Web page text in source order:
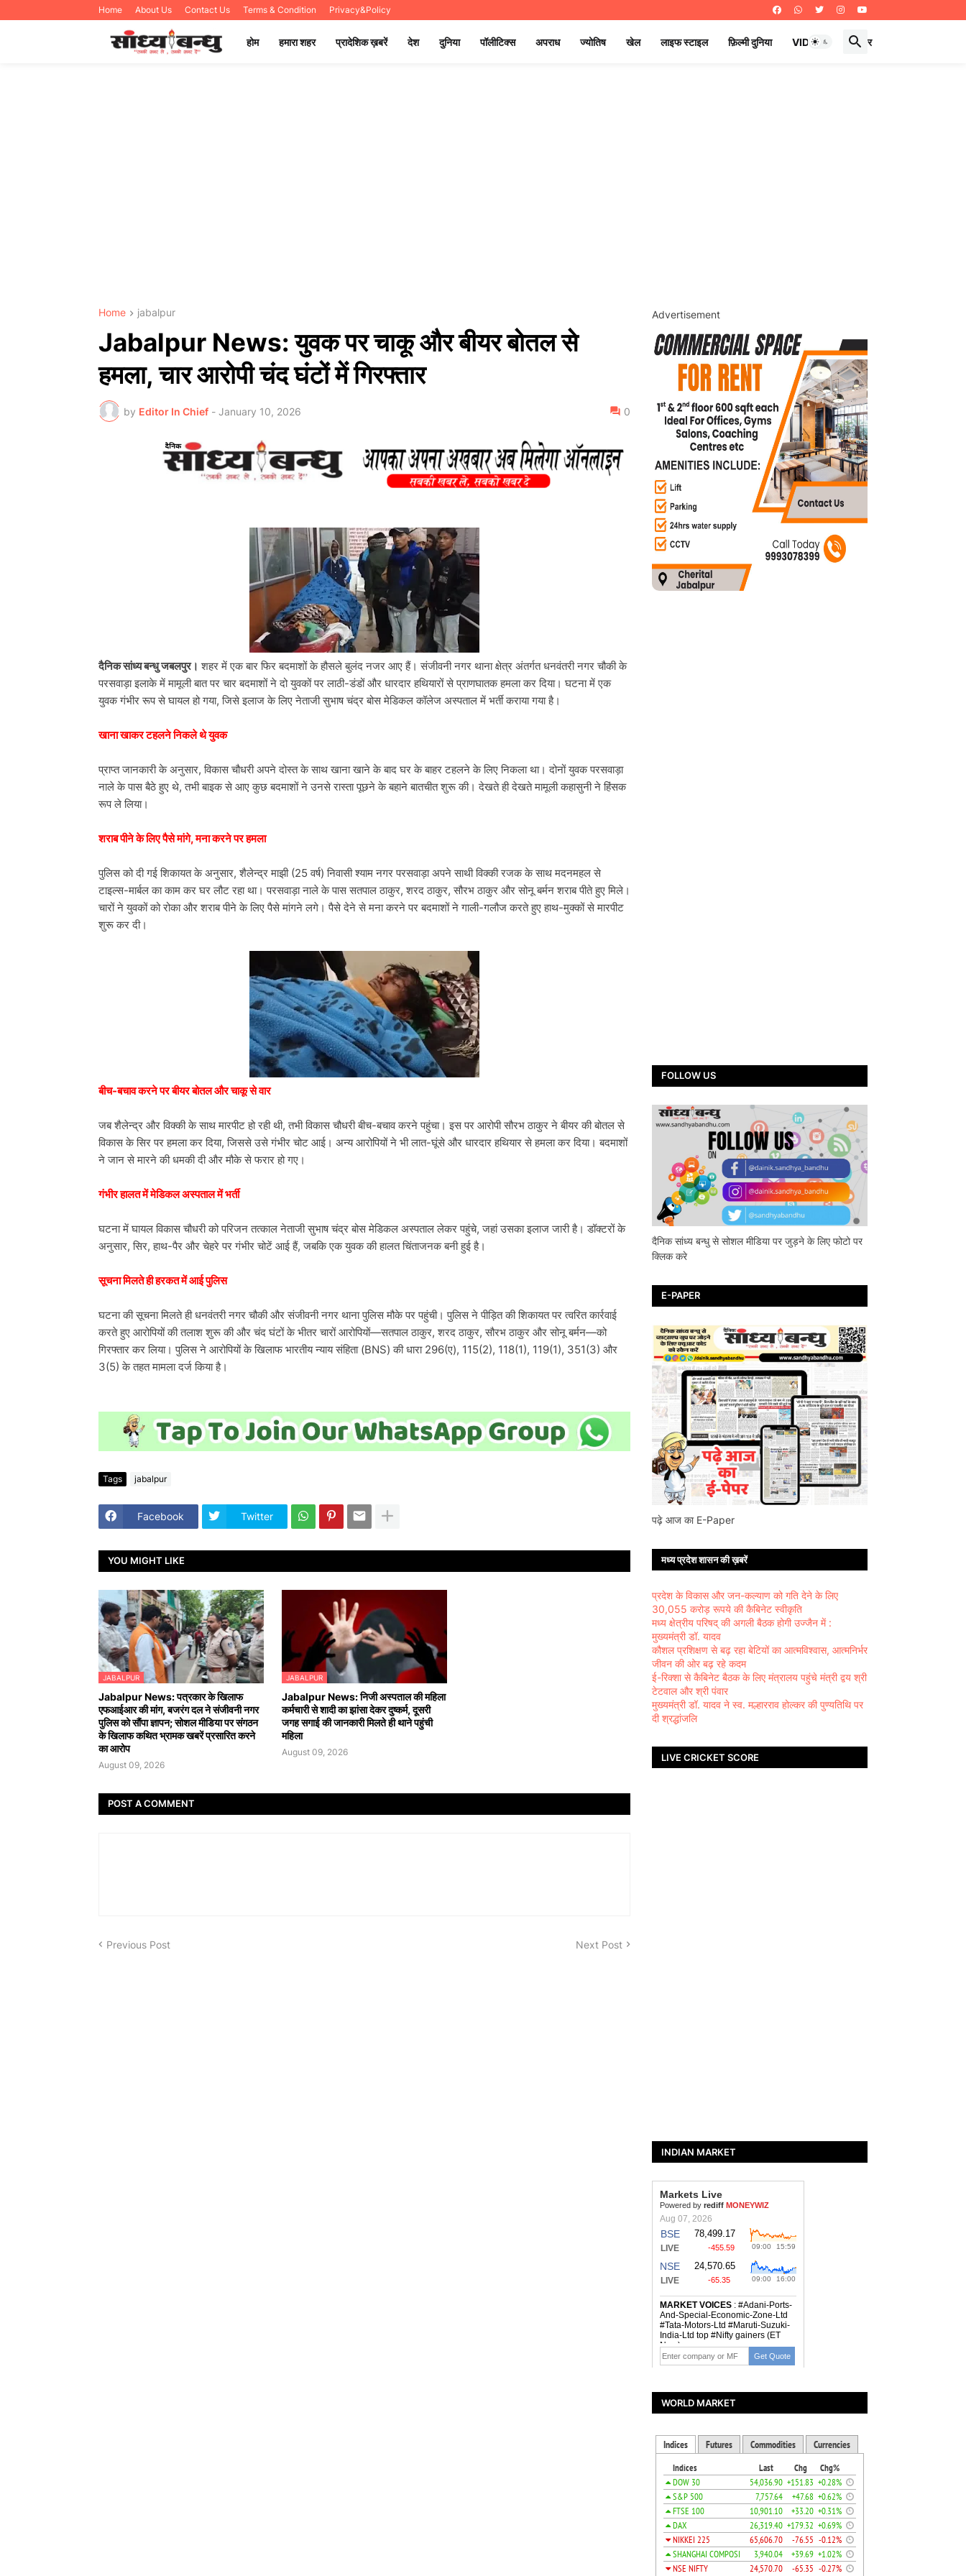
Home About Us Contact Us Terms & Condition Privacy&Policy
होम हमारा शहर प्रादेशिक ख़बरें देश दुनिया पॉलीटिक्स अपराध ज्योतिष खेल लाइफ स्टाइल फ़िल्मी दुनिया VIDEOS ई पेपर
Home jabalpur
Jabalpur News: युवक पर चाकू और बीयर बोतल से
हमला, चार आरोपी चंद घंटों में गिरफ्तार
by Editor In Chief - January 10, 2026 0
दैनिक सांध्य बन्धु जबलपुर। शहर में एक बार फिर बदमाशों के हौसले बुलंद नजर आए हैं। संजीवनी नगर थाना क्षेत्र अंतर्गत धनवंतरी नगर चौकी के
परसवाड़ा इलाके में मामूली बात पर चार बदमाशों ने दो युवकों पर लाठी-डंडों और धारदार हथियारों से प्राणघातक हमला कर दिया। घटना में एक
युवक गंभीर रूप से घायल हो गया, जिसे इलाज के लिए नेताजी सुभाष चंद्र बोस मेडिकल कॉलेज अस्पताल में भर्ती कराया गया है।
खाना खाकर टहलने निकले थे युवक
प्राप्त जानकारी के अनुसार, विकास चौधरी अपने दोस्त के साथ खाना खाने के बाद घर के बाहर टहलने के लिए निकला था। दोनों युवक परसवाड़ा
नाले के पास बैठे हुए थे, तभी बाइक से आए कुछ बदमाशों ने उनसे रास्ता पूछने के बहाने बातचीत शुरू की। देखते ही देखते मामूली कहासुनी ने हिंसक
रूप ले लिया।
शराब पीने के लिए पैसे मांगे, मना करने पर हमला
पुलिस को दी गई शिकायत के अनुसार, शैलेन्द्र माझी (25 वर्ष) निवासी श्याम नगर परसवाड़ा अपने साथी विक्की रजक के साथ मदनमहल से
टाइल्स-मार्बल का काम कर घर लौट रहा था। परसवाड़ा नाले के पास सतपाल ठाकुर, शरद ठाकुर, सौरभ ठाकुर और सोनू बर्मन शराब पीते हुए मिले।
चारों ने युवकों को रोका और शराब पीने के लिए पैसे मांगने लगे। पैसे देने से मना करने पर बदमाशों ने गाली-गलौज करते हुए हाथ-मुक्कों से मारपीट
शुरू कर दी।
बीच-बचाव करने पर बीयर बोतल और चाकू से वार
जब शैलेन्द्र और विक्की के साथ मारपीट हो रही थी, तभी विकास चौधरी बीच-बचाव करने पहुंचा। इस पर आरोपी सौरभ ठाकुर ने बीयर की बोतल से
विकास के सिर पर हमला कर दिया, जिससे उसे गंभीर चोट आई। अन्य आरोपियों ने भी लात-घूंसे और धारदार हथियार से हमला कर दिया। बदमाशों
ने जान से मारने की धमकी दी और मौके से फरार हो गए।
गंभीर हालत में मेडिकल अस्पताल में भर्ती
घटना में घायल विकास चौधरी को परिजन तत्काल नेताजी सुभाष चंद्र बोस मेडिकल अस्पताल लेकर पहुंचे, जहां उसका इलाज जारी है। डॉक्टरों के
अनुसार, सिर, हाथ-पैर और चेहरे पर गंभीर चोटें आई हैं, जबकि एक युवक की हालत चिंताजनक बनी हुई है।
सूचना मिलते ही हरकत में आई पुलिस
घटना की सूचना मिलते ही धनवंतरी नगर चौकी और संजीवनी नगर थाना पुलिस मौके पर पहुंची। पुलिस ने पीड़ित की शिकायत पर त्वरित कार्रवाई
करते हुए आरोपियों की तलाश शुरू की और चंद घंटों के भीतर चारों आरोपियों—सतपाल ठाकुर, शरद ठाकुर, सौरभ ठाकुर और सोनू बर्मन—को
गिरफ्तार कर लिया। पुलिस ने आरोपियों के खिलाफ भारतीय न्याय संहिता (BNS) की धारा 296(ए), 115(2), 118(1), 119(1), 351(3) और
3(5) के तहत मामला दर्ज किया है।
Tags jabalpur
Facebook Twitter
YOU MIGHT LIKE
JABALPUR
Jabalpur News: पत्रकार के खिलाफ
एफआईआर की मांग, बजरंग दल ने संजीवनी नगर
पुलिस को सौंपा ज्ञापन; सोशल मीडिया पर संगठन
के खिलाफ कथित भ्रामक खबरें प्रसारित करने
का आरोप
August 09, 2026
JABALPUR
Jabalpur News: निजी अस्पताल की महिला
कर्मचारी से शादी का झांसा देकर दुष्कर्म, दूसरी
जगह सगाई की जानकारी मिलते ही थाने पहुंची
महिला
August 09, 2026
POST A COMMENT
Previous Post Next Post
Advertisement
FOLLOW US
दैनिक सांध्य बन्धु से सोशल मीडिया पर जुड़ने के लिए फोटो पर
क्लिक करे
E-PAPER
पढ़े आज का E-Paper
मध्य प्रदेश शासन की ख़बरें
प्रदेश के विकास और जन-कल्याण को गति देने के लिए
30,055 करोड़ रूपये की कैबिनेट स्वीकृति
मध्य क्षेत्रीय परिषद् की अगली बैठक होगी उज्जैन में :
मुख्यमंत्री डॉ. यादव
कौशल प्रशिक्षण से बढ़ रहा बेटियों का आत्मविश्वास, आत्मनिर्भर
जीवन की ओर बढ़ रहे कदम
ई-रिक्शा से कैबिनेट बैठक के लिए मंत्रालय पहुंचे मंत्री द्वय श्री
टेटवाल और श्री पंवार
मुख्यमंत्री डॉ. यादव ने स्व. मल्हारराव होल्कर की पुण्यतिथि पर
दी श्रद्धांजलि
LIVE CRICKET SCORE
INDIAN MARKET
WORLD MARKET